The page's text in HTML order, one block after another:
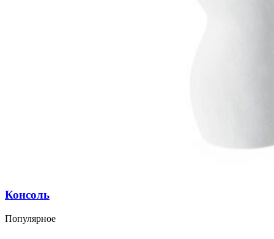
Консоль
Популярное